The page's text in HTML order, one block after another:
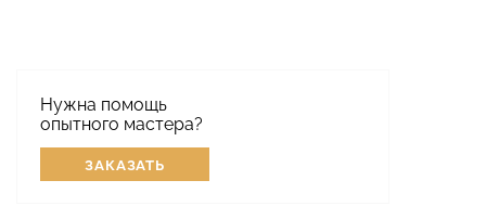
Нужна помощь
опытного мастера?
ЗАКАЗАТЬ